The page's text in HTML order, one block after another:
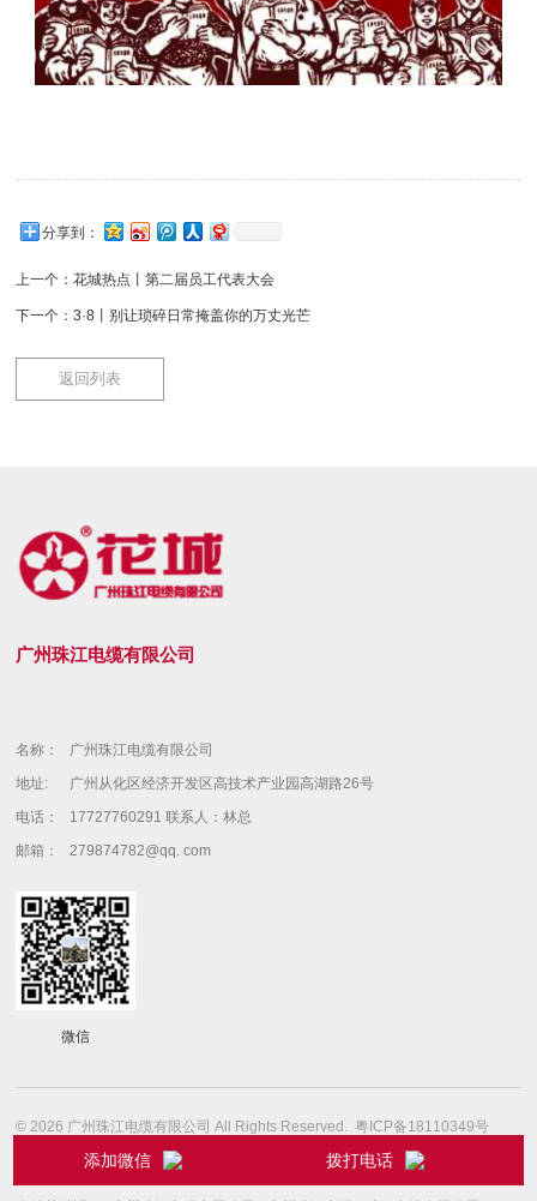
分享到：
上一个：花城热点丨第二届员工代表大会
下一个：3·8丨别让琐碎日常掩盖你的万丈光芒
返回列表
广州珠江电缆有限公司
名称：
广州珠江电缆有限公司
地址:
广州从化区经济开发区高技术产业园高湖路26号
电话：
17727760291 联系人：林总
邮箱：
279874782@qq. com
微信
© 2026 广州珠江电缆有限公司 All Rights Reserved.粤ICP备18110349号
粤公网安备 44010602009398号
添加微信 拨打电话